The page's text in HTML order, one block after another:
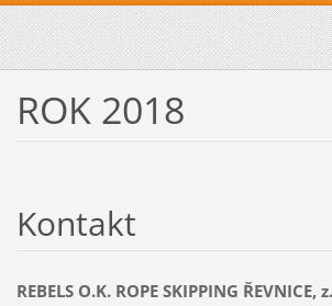
ROK 2018
Kontakt
REBELS O.K. ROPE SKIPPING ŘEVNICE,